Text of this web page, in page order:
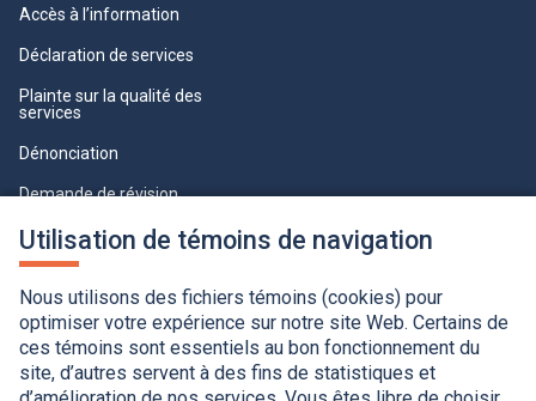
Utilisation de témoins de navigation
Nous utilisons des fichiers témoins (cookies) pour
optimiser votre expérience sur notre site Web. Certains de
ces témoins sont essentiels au bon fonctionnement du
site, d’autres servent à des fins de statistiques et
Accès à l’information
Déclaration de services
Plainte sur la qualité des
services
Dénonciation
Demande de révision
Lois et règlements